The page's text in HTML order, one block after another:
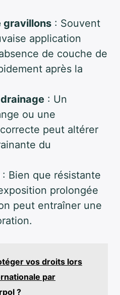
gravillons : Souvent
application
de couche de
après la
: Un
ou une
peut altérer
du
: Bien que résistante
prolongée
peut entraîner une
vos droits lors
par
?